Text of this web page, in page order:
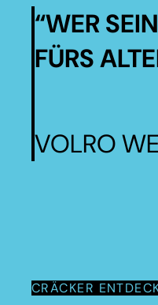
“WER
FÜRS
VOLRO
CRÄCKER